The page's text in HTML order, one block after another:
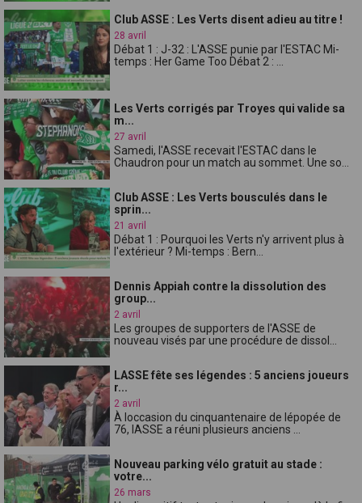
Club ASSE : Les Verts disent adieu au titre !
28 avril
Débat 1 : J-32 : L'ASSE punie par l'ESTAC Mi-
temps : Her Game Too Débat 2 : ...
Les Verts corrigés par Troyes qui valide sa
m...
27 avril
Samedi, l'ASSE recevait l'ESTAC dans le
Chaudron pour un match au sommet. Une so...
Club ASSE : Les Verts bousculés dans le
sprin...
21 avril
Débat 1 : Pourquoi les Verts n'y arrivent plus à
l'extérieur ? Mi-temps : Bern...
Dennis Appiah contre la dissolution des
group...
2 avril
Les groupes de supporters de l'ASSE de
nouveau visés par une procédure de dissol...
LASSE fête ses légendes : 5 anciens joueurs
r...
2 avril
À loccasion du cinquantenaire de lépopée de
76, lASSE a réuni plusieurs anciens ...
Nouveau parking vélo gratuit au stade :
votre...
26 mars